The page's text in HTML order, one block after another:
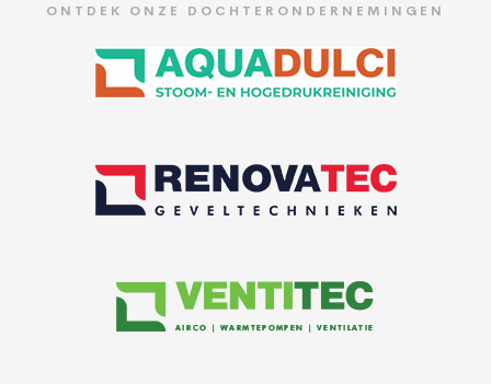
ONTDEK ONZE DOCHTERONDERNEMINGEN